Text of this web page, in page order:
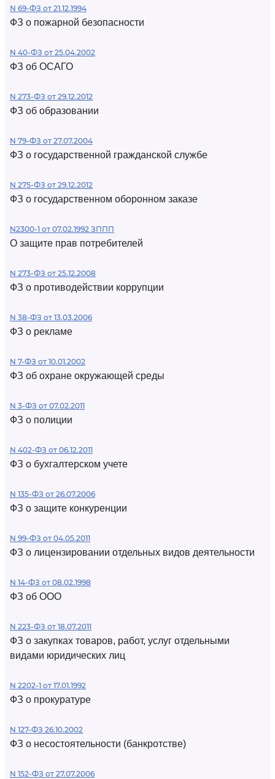
N 69-ФЗ от 21.12.1994
ФЗ о пожарной безопасности
N 40-ФЗ от 25.04.2002
ФЗ об ОСАГО
N 273-ФЗ от 29.12.2012
ФЗ об образовании
N 79-ФЗ от 27.07.2004
ФЗ о государственной гражданской службе
N 275-ФЗ от 29.12.2012
ФЗ о государственном оборонном заказе
N2300-1 от 07.02.1992 ЗППП
О защите прав потребителей
N 273-ФЗ от 25.12.2008
ФЗ о противодействии коррупции
N 38-ФЗ от 13.03.2006
ФЗ о рекламе
N 7-ФЗ от 10.01.2002
ФЗ об охране окружающей среды
N 3-ФЗ от 07.02.2011
ФЗ о полиции
N 402-ФЗ от 06.12.2011
ФЗ о бухгалтерском учете
N 135-ФЗ от 26.07.2006
ФЗ о защите конкуренции
N 99-ФЗ от 04.05.2011
ФЗ о лицензировании отдельных видов деятельности
N 14-ФЗ от 08.02.1998
ФЗ об ООО
N 223-ФЗ от 18.07.2011
ФЗ о закупках товаров, работ, услуг отдельными
видами юридических лиц
N 2202-1 от 17.01.1992
ФЗ о прокуратуре
N 127-ФЗ 26.10.2002
ФЗ о несостоятельности (банкротстве)
N 152-ФЗ от 27.07.2006